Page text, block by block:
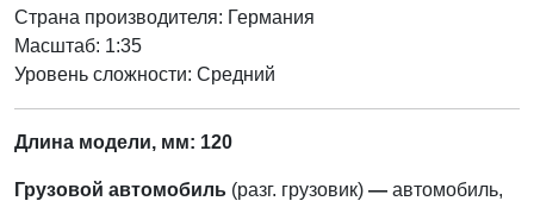
Страна производителя: Германия
Масштаб: 1:35
Уровень сложности: Cредний
Длина модели, мм: 120
Грузовой автомобиль (разг. грузовик) — автомобиль,